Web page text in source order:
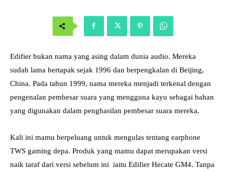
Edifier bukan nama yang asing dalam dunia audio. Mereka
sudah lama bertapak sejak 1996 dan berpengkalan di Beijing,
China. Pada tahun 1999, nama mereka menjadi terkenal dengan
pengenalan pembesar suara yang mengguna kayu sebagai bahan
yang digunakan dalam penghasilan pembesar suara mereka.
Kali ini mamu berpeluang untuk mengulas tentang earphone
TWS gaming depa. Produk yang mamu dapat merupakan versi
naik taraf dari versi sebelum ini iaitu Edifier Hecate GM4. Tanpa